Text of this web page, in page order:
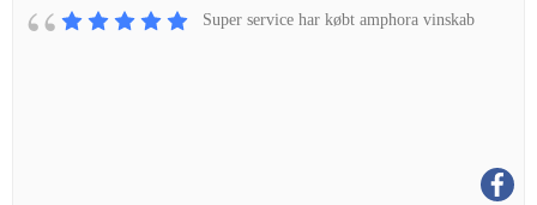
Super service har købt amphora vinskab